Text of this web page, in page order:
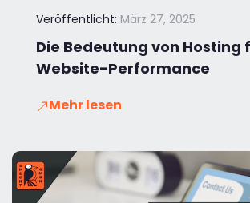
Veröffentlicht: März 27, 2025
Die Bedeutung von Hosting
Website-Performance
Mehr lesen